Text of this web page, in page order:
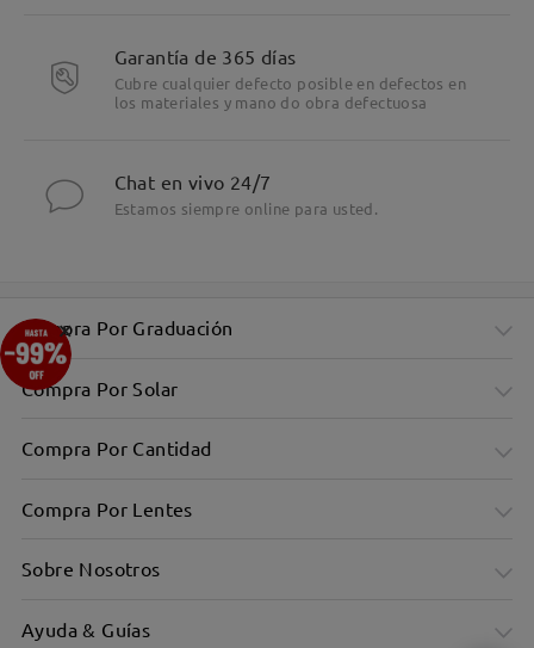
Garantía de 365 días
Cubre cualquier defecto posible en defectos en
los materiales y mano do obra defectuosa
Chat en vivo 24/7
Estamos siempre online para usted.
Compra Por Graduación
Compra Por Solar
Compra Por Cantidad
Compra Por Lentes
Sobre Nosotros
Ayuda & Guías
×